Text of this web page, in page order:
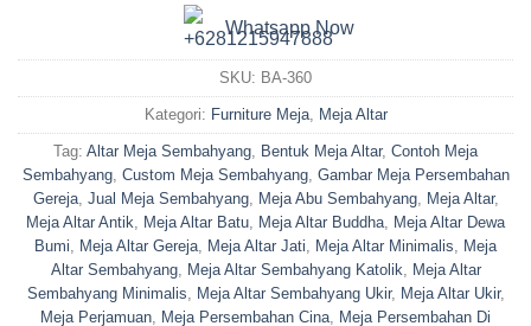
Whatsapp Now
SKU: BA-360
Kategori: Furniture Meja, Meja Altar
Tag: Altar Meja Sembahyang Bentuk Meja Altar, Contoh Meja
Sembahyang, Custom Meja Sembahyang, Gambar Meja Persembahan
Gereja, Jual Meja Sembahyang, Meja Abu Sembahyang, Meja Altar,
Meja Altar Antik
Meja Altar Batu Meja Altar Buddha
Meja Altar Dewa
Bumi
Meja Altar Gereja Meja Altar Jati Meja Altar Minimalis
Meja
Altar Sembahyang, Meja Altar Sembahyang Katolik
Meja Altar
Sembahyang Minimalis
Meja Altar Sembahyang Ukir, Meja Altar Ukir,
Meja Perjamuan
Meja Persembahan Cina
Meja Persembahan Di